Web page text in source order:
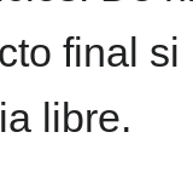
final
libre.